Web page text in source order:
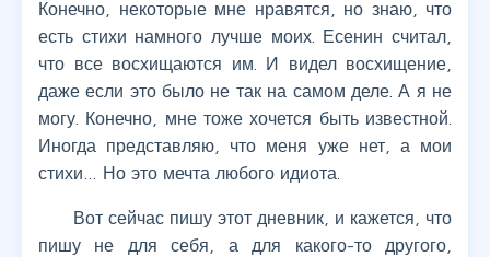
Конечно, некоторые мне нравятся, но знаю, что
есть стихи намного лучше моих. Есенин считал,
что все восхищаются им. И видел восхищение,
даже если это было не так на самом деле. А я не
могу. Конечно, мне тоже хочется быть известной.
Иногда представляю, что меня уже нет, а мои
стихи… Но это мечта любого идиота.
Вот сейчас пишу этот дневник, и кажется, что
пишу не для себя, а для какого-то другого,